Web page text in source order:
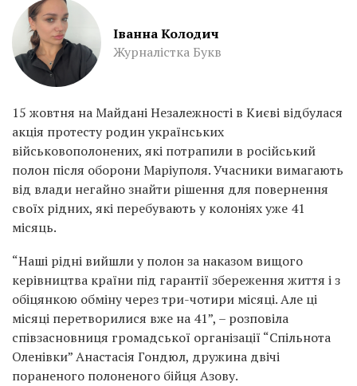
Іванна Колодич
Журналістка Букв
15 жовтня на Майдані Незалежності в Києві відбулася
акція протесту родин українських
військовополонених, які потрапили в російський
полон після оборони Маріуполя. Учасники вимагають
від влади негайно знайти рішення для повернення
своїх рідних, які перебувають у колоніях уже 41
місяць.
“Наші рідні вийшли у полон за наказом вищого
керівництва країни під гарантії збереження життя і з
обіцянкою обміну через три-чотири місяці. Але ці
місяці перетворилися вже на 41”, – розповіла
співзасновниця громадської організації “Спільнота
Оленівки” Анастасія Гондюл, дружина двічі
пораненого полоненого бійця Азову.